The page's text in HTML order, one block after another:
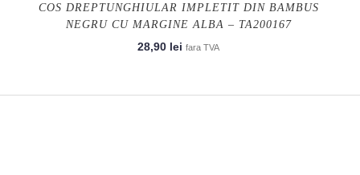
COS DREPTUNGHIULAR IMPLETIT DIN BAMBUS
NEGRU CU MARGINE ALBA – TA200167
28,90 lei fara TVA